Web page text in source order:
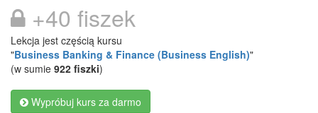
+40 fiszek
Lekcja jest częścią kursu
"Business Banking & Finance (Business English)"
(w sumie 922 fiszki)
Wypróbuj kurs za darmo